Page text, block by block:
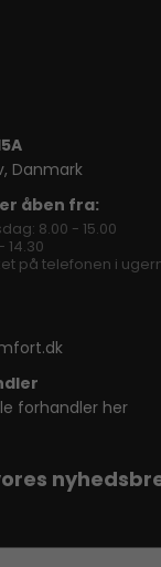
Danmark
åben fra:
8.00 - 15.00
14.30
på telefonen i
forhandler her